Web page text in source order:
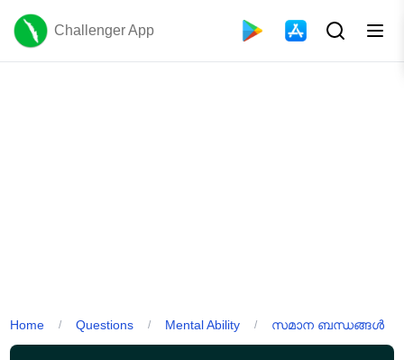
Challenger App
Home / Questions / Mental Ability / സമാന ബന്ധങ്ങൾ